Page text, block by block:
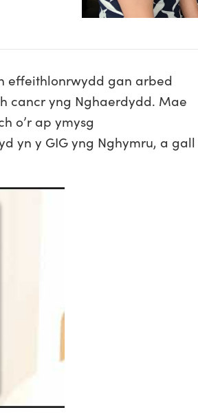
effeithlonrwydd gan arbed
cancr yng Nghaerdydd. Mae
o’r ap ymysg
yn y GIG yng Nghymru, a gall